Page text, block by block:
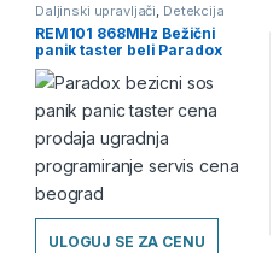
Daljinski upravljači, Detekcija
provale - Alarmni sistemi Panik
SOS tasteri
REM101 868MHz Bežični
panik taster beli Paradox
ULOGUJ SE ZA CENU